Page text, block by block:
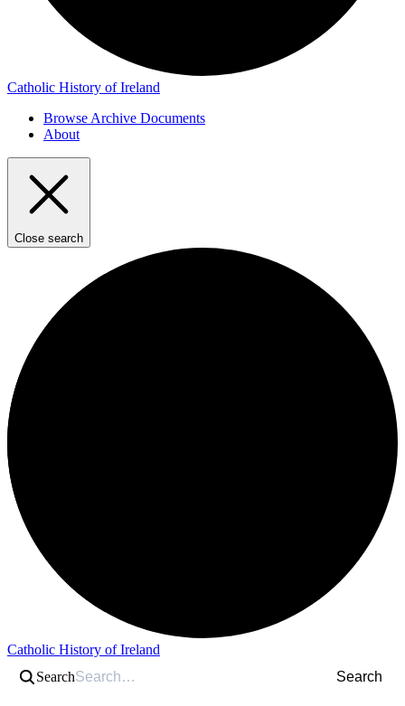
Catholic History of Ireland
Browse Archive Documents
About
Close search
Catholic History of Ireland
Search
Search